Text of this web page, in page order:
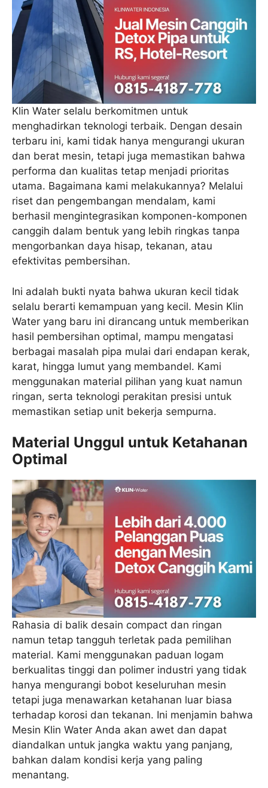
Klin Water selalu berkomitmen untuk
menghadirkan teknologi terbaik. Dengan desain
terbaru ini, kami tidak hanya mengurangi ukuran
dan berat mesin, tetapi juga memastikan bahwa
performa dan kualitas tetap menjadi prioritas
utama. Bagaimana kami melakukannya? Melalui
riset dan pengembangan mendalam, kami
berhasil mengintegrasikan komponen-komponen
canggih dalam bentuk yang lebih ringkas tanpa
mengorbankan daya hisap, tekanan, atau
efektivitas pembersihan.
Ini adalah bukti nyata bahwa ukuran kecil tidak
selalu berarti kemampuan yang kecil. Mesin Klin
Water yang baru ini dirancang untuk memberikan
hasil pembersihan optimal, mampu mengatasi
berbagai masalah pipa mulai dari endapan kerak,
karat, hingga lumut yang membandel. Kami
menggunakan material pilihan yang kuat namun
ringan, serta teknologi perakitan presisi untuk
memastikan setiap unit bekerja sempurna.
Material Unggul untuk Ketahanan
Optimal
Rahasia di balik desain compact dan ringan
namun tetap tangguh terletak pada pemilihan
material. Kami menggunakan paduan logam
berkualitas tinggi dan polimer industri yang tidak
hanya mengurangi bobot keseluruhan mesin
tetapi juga menawarkan ketahanan luar biasa
terhadap korosi dan tekanan. Ini menjamin bahwa
Mesin Klin Water Anda akan awet dan dapat
diandalkan untuk jangka waktu yang panjang,
bahkan dalam kondisi kerja yang paling
menantang.